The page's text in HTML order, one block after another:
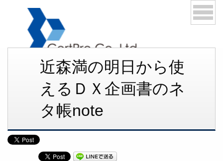
03-6276-1168
メールでお問い合わせ
近森満の明日から使
えるＤＸ企画書のネ
タ帳note